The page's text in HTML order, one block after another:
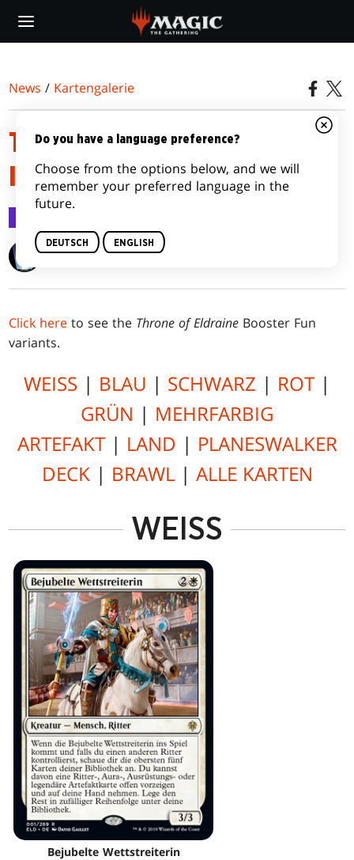
main
News / Kartengalerie
THRONE OF ELDRAINE CARD
IMAGE GALLERY
Wizards of the Coast
Click here to see the Throne of Eldraine Booster Fun
variants.
WEISS | BLAU | SCHWARZ | ROT |
GRÜN | MEHRFARBIG
ARTEFAKT| LAND | PLANESWALKER
DECK| BRAWL| ALLE KARTEN
WEISS
Bejubelte Wettstreiterin
Do you have a language preference?
Choose from the options below, and we will
remember your preferred language in the
future.
DEUTSCH ENGLISH